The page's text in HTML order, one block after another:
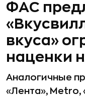
ФАС
вкуса»
наценки
Аналогичные
«Лента», Metro,